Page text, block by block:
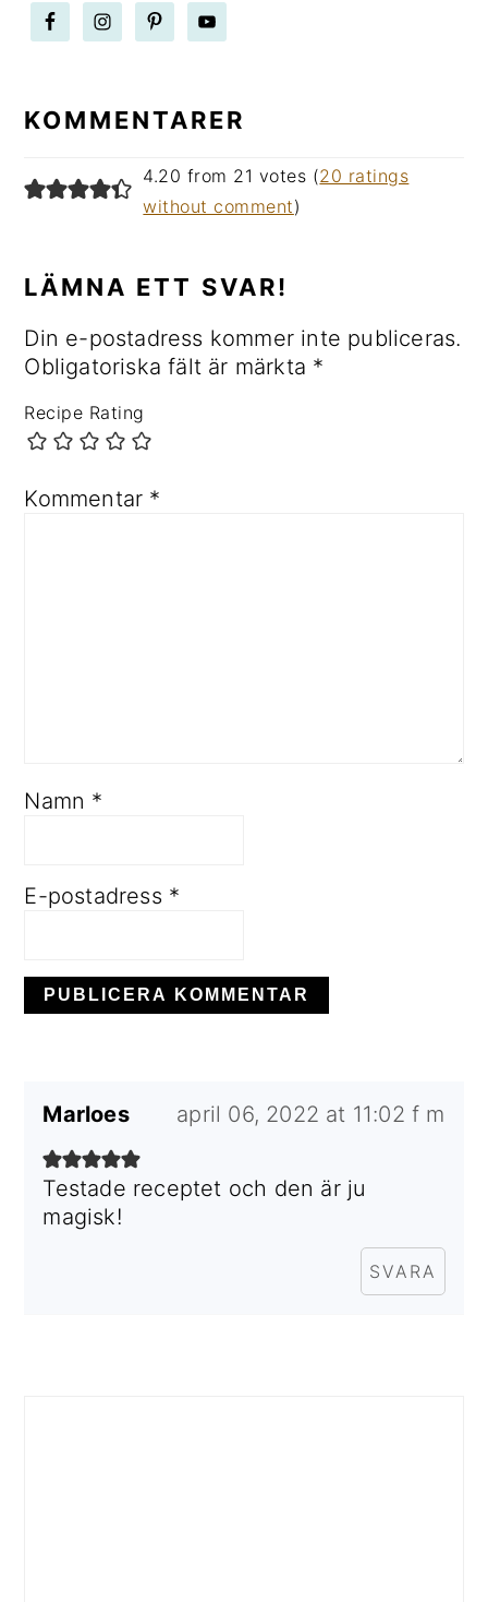
KOMMENTARER
4.20 from 21 votes (20 ratings
without comment)
LÄMNA ETT SVAR!
Din e-postadress kommer inte publiceras.
Obligatoriska fält är märkta *
Recipe Rating
Kommentar *
Namn *
E-postadress *
Marloes april 06, 2022 at 11:02 f m
Testade receptet och den är ju
magisk!
SVARA